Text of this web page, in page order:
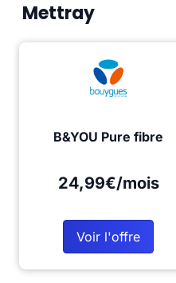
Mettray
B&YOU Pure fibre
24,99€/mois
Voir l'offre